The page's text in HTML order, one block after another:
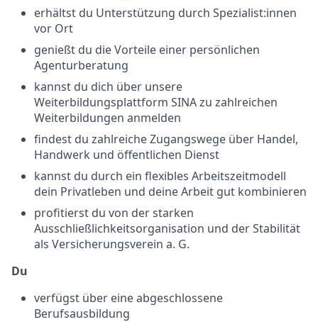
erhältst du Unterstützung durch Spezialist:innen
vor Ort
genießt du die Vorteile einer persönlichen
Agenturberatung
kannst du dich über unsere
Weiterbildungsplattform SINA zu zahlreichen
Weiterbildungen anmelden
findest du zahlreiche Zugangswege über Handel,
Handwerk und öffentlichen Dienst
kannst du durch ein flexibles Arbeitszeitmodell
dein Privatleben und deine Arbeit gut kombinieren
profitierst du von der starken
Ausschließlichkeitsorganisation und der Stabilität
als Versicherungsverein a. G.
Du
verfügst über eine abgeschlossene
Berufsausbildung